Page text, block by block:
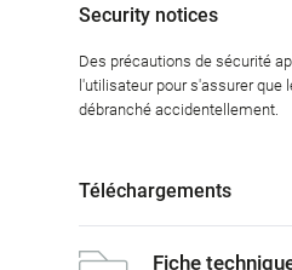
Security notices
Des précautions de sécurité
l'utilisateur pour s'assurer que
débranché accidentellement.
Téléchargements
Fiche